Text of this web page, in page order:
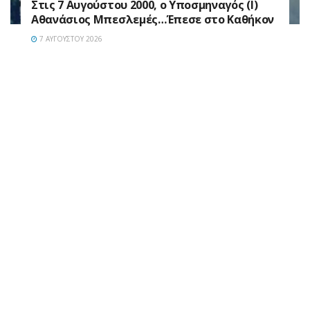
Στις 7 Αυγούστου 2000, ο Υποσμηναγός (Ι)
Αθανάσιος Μπεσλεμές…Έπεσε στο Καθήκον
7 ΑΥΓΟΎΣΤΟΥ 2026